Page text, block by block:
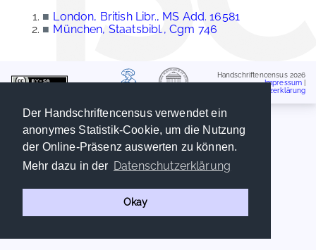
Der Handschriftencensus verwendet ein
anonymes Statistik-Cookie, um die Nutzung
der Online-Präsenz auswerten zu können.
Mehr dazu in der Datenschutzerklärung
Okay
■ London, British Libr., MS Add. 16581
■ München, Staatsbibl., Cgm 746
Handschriftencensus 2026
Impressum
Datenschutzerklärung